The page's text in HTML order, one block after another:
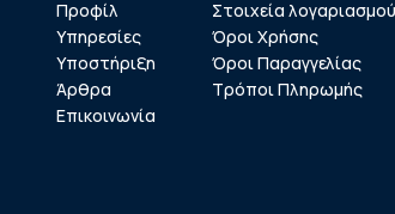
Προφίλ
Υπηρεσίες
Υποστήριξη
Άρθρα
Επικοινωνία
Στοιχεία λογαριασμού
Όροι Χρήσης
Όροι Παραγγελίας
Τρόποι Πληρωμής